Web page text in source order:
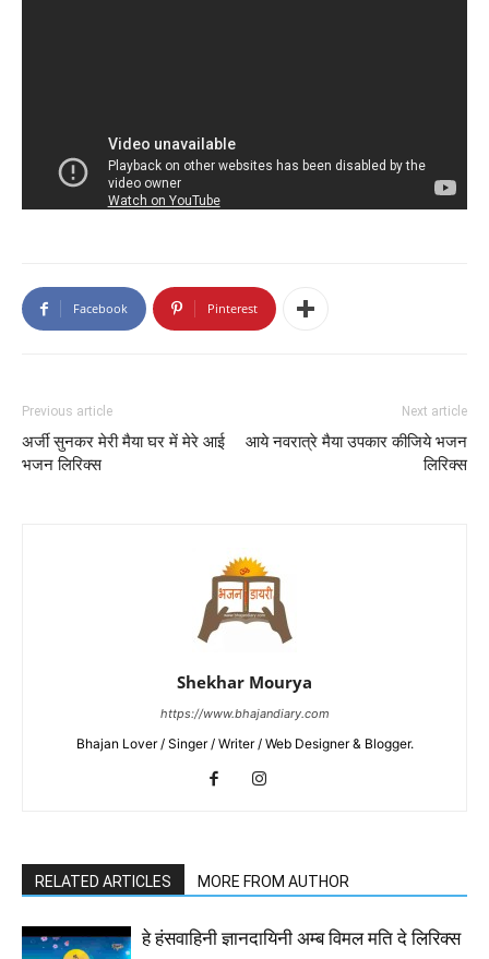
Facebook Pinterest
Previous article
अर्जी सुनकर मेरी मैया घर में मेरे आई
भजन लिरिक्स
Next article
आये नवरात्रे मैया उपकार कीजिये भजन
लिरिक्स
Shekhar Mourya
https://www.bhajandiary.com
Bhajan Lover / Singer / Writer / Web Designer & Blogger.
RELATED ARTICLES MORE FROM AUTHOR
हे हंसवाहिनी ज्ञानदायिनी अम्ब विमल मति दे लिरिक्स